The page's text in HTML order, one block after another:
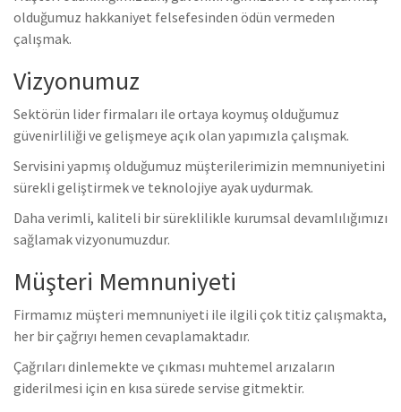
olduğumuz hakkaniyet felsefesinden ödün vermeden
çalışmak.
Vizyonumuz
Sektörün lider firmaları ile ortaya koymuş olduğumuz
güvenirliliği ve gelişmeye açık olan yapımızla çalışmak.
Servisini yapmış olduğumuz müşterilerimizin memnuniyetini
sürekli geliştirmek ve teknolojiye ayak uydurmak.
Daha verimli, kaliteli bir süreklilikle kurumsal devamlılığımızı
sağlamak vizyonumuzdur.
Müşteri Memnuniyeti
Firmamız müşteri memnuniyeti ile ilgili çok titiz çalışmakta,
her bir çağrıyı hemen cevaplamaktadır.
Çağrıları dinlemekte ve çıkması muhtemel arızaların
giderilmesi için en kısa sürede servise gitmektir.